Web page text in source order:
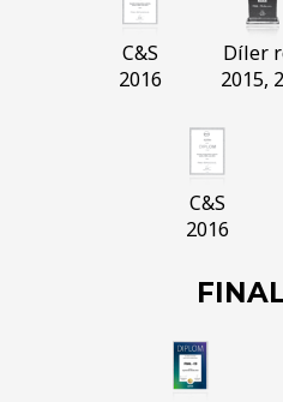
C&S
2016
Díler
2015,
C&S
2016